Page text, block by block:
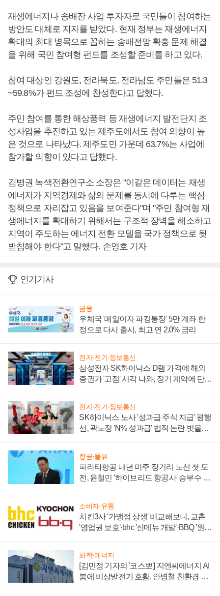
재생에너지나 송배잔 사업 투자자로 국민들이 참여하는
방안도 대체로 지지를 받았다. 현재 정부는 재생에너지
확대의 최대 병목으로 꼽히는 송배전망 확충 문제 해결
을 위해 국민 참여형 펀드를 조성할 준비를 하고 있다.
참여 대상인 강원도, 전라북도, 전라남도 주민들은 51.3
~59.8%가 펀드 조성에 찬성한다고 답했다.
주민 참여를 통한 해상풍력 등 재생에너지 발전단지 조
성사업을 추진하고 있는 제주도에서도 참여 의향이 높
은 것으로 나타났다. 제주도민 가운데 63.7%는 사업에
참가할 의향이 있다고 답했다.
김병권 녹색전환연구소 소장은 "이같은 데이터는 재생
에너지가 지역경제와 삶의 문제를 동시에 다루는 핵심
정책으로 자리잡고 있음을 보여준다"며 "주민 참여형 재
생에너지를 확대하기 위해서는 구조적 장벽을 해소하고
지역이 주도하는 에너지 전환 모델을 국가 정책으로 뒷
받침해야 한다"고 말했다. 손영호 기자
인기기사
금융
우체국 '매일이자 파킹통장' 5만 계좌 한
정으로 다시 출시, 최고 연 2.0% 금리
전자·전기·정보통신
삼성전자 SK하이닉스 D램 가격에 해외
증권가 '고점' 시각 나와, 장기 계약에 단점
전자·전기·정보통신
SK하이닉스 노사 '성과급 주식 지급' 평행
선, 곽노정 'N% 성과급' 법적 논란 벗을지
항공·물류
파라타항공 내년 미주 장거리 노선 첫 도
전, 윤철민 '하이브리드 항공사' 승부수 통
소비자·유통
치킨3사 '가맹점 상생' 비교해보니, 교촌
'영업권 보호'·bhc '신메뉴 개발'·BBQ '원가
화학·에너지
[김민정 기자의 '코스뽀'] 지엔씨에너지 AI
붐에 비상발전기 호황, 안병철 친환경 에